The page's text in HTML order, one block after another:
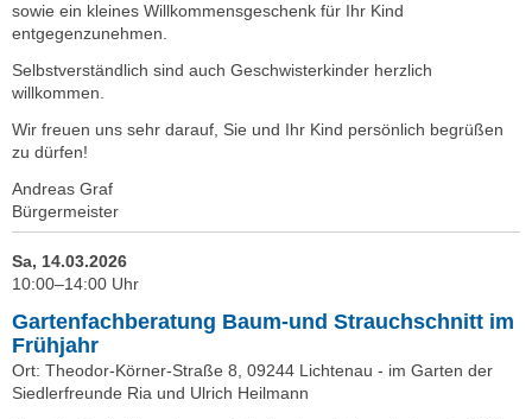
sowie ein kleines Willkommensgeschenk für Ihr Kind
entgegenzunehmen.
Selbstverständlich sind auch Geschwisterkinder herzlich
willkommen.
Wir freuen uns sehr darauf, Sie und Ihr Kind persönlich begrüßen
zu dürfen!
Andreas Graf
Bürgermeister
Sa, 14.03.2026
10:00–14:00 Uhr
Gartenfachberatung Baum-und Strauchschnitt im
Frühjahr
Ort: Theodor-Körner-Straße 8, 09244 Lichtenau - im Garten der
Siedlerfreunde Ria und Ulrich Heilmann